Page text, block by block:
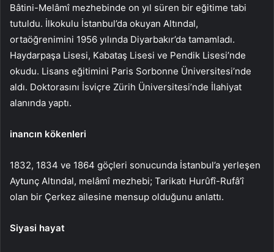
Bâtini-Melâmî mezhebinde on yıl süren bir eğitime tabi
tutuldu. İlkokulu İstanbul’da okuyan Altındal,
ortaöğrenimini 1956 yılında Diyarbakır’da tamamladı.
Haydarpaşa Lisesi, Kabataş Lisesi ve Pendik Lisesi’nde
okudu. Lisans eğitimini Paris Sorbonne Üniversitesi’nde
aldı. Doktorasını İsviçre Zürih Üniversitesi’nde İlahiyat
alanında yaptı.
inancın kökenleri
1832, 1834 ve 1864 göçleri sonucunda İstanbul’a yerleşen
Aytunç Altındal, melâmî mezhebi; Tarikatı Hurûfî-Rufâ’î
olan bir Çerkez ailesine mensup olduğunu anlattı.
Siyasi hayat